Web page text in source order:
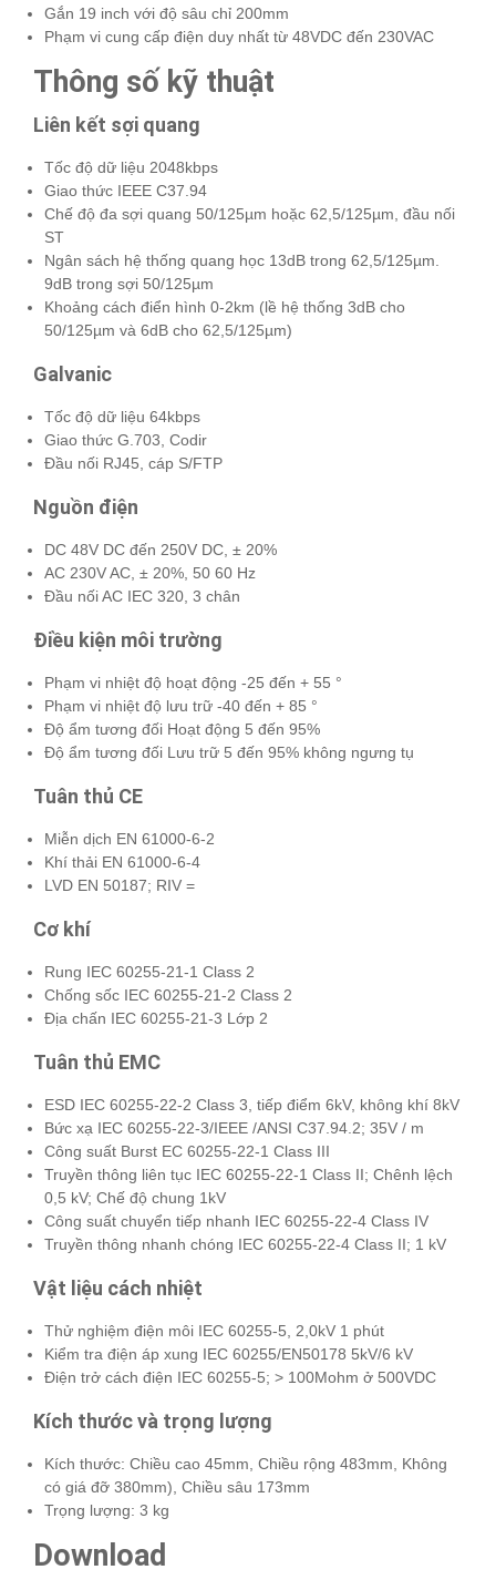
Gắn 19 inch với độ sâu chỉ 200mm
Phạm vi cung cấp điện duy nhất từ ​​48VDC đến 230VAC
Thông số kỹ thuật
Liên kết sợi quang
Tốc độ dữ liệu 2048kbps
Giao thức IEEE C37.94
Chế độ đa sợi quang 50/125µm hoặc 62,5/125µm, đầu nối
ST
Ngân sách hệ thống quang học 13dB trong 62,5/125µm.
9dB ​​trong sợi 50/125µm
Khoảng cách điển hình 0-2km (lề hệ thống 3dB cho
50/125µm và 6dB cho 62,5/125µm)
Galvanic
Tốc độ dữ liệu 64kbps
Giao thức G.703, Codir
Đầu nối RJ45, cáp S/FTP
Nguồn điện
DC 48V DC đến 250V DC, ± 20%
AC 230V AC, ± 20%, 50 60 Hz
Đầu nối AC IEC 320, 3 chân
Điều kiện môi trường
Phạm vi nhiệt độ hoạt động -25 đến + 55 °
Phạm vi nhiệt độ lưu trữ -40 đến + 85 °
Độ ẩm tương đối Hoạt động 5 đến 95%
Độ ẩm tương đối Lưu trữ 5 đến 95% không ngưng tụ
Tuân thủ CE
Miễn dịch EN 61000-6-2
Khí thải EN 61000-6-4
LVD EN 50187; RIV =
Cơ khí
Rung IEC 60255-21-1 Class 2
Chống sốc IEC 60255-21-2 Class 2
Địa chấn IEC 60255-21-3 Lớp 2
Tuân thủ EMC
ESD IEC 60255-22-2 Class 3, tiếp điểm 6kV, không khí 8kV
Bức xạ IEC 60255-22-3/IEEE /ANSI C37.94.2; 35V / m
Công suất Burst EC 60255-22-1 Class III
Truyền thông liên tục IEC 60255-22-1 Class II; Chênh lệch
0,5 kV; Chế độ chung 1kV
Công suất chuyển tiếp nhanh IEC 60255-22-4 Class IV
Truyền thông nhanh chóng IEC 60255-22-4 Class II; 1 kV
Vật liệu cách nhiệt
Thử nghiệm điện môi IEC 60255-5, 2,0kV 1 phút
Kiểm tra điện áp xung IEC 60255/EN50178 5kV/6 kV
Điện trở cách điện IEC 60255-5; > 100Mohm ở 500VDC
Kích thước và trọng lượng
Kích thước: Chiều cao 45mm, Chiều rộng 483mm, Không
có giá đỡ 380mm), Chiều sâu 173mm
Trọng lượng: 3 kg
Download